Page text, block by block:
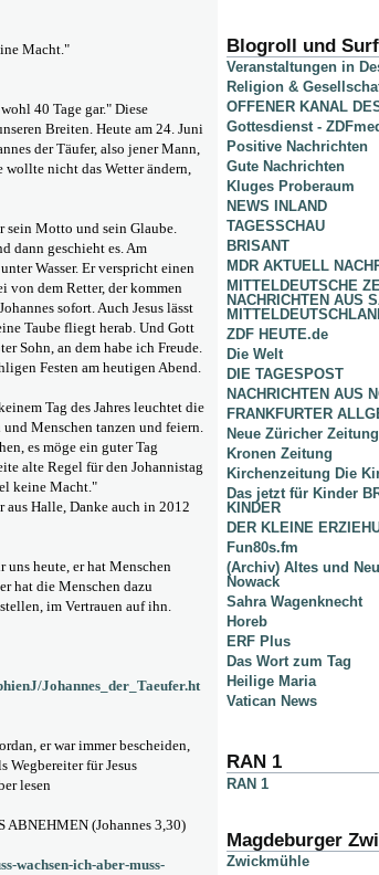
Macht."
40 Tage gar." Diese
Breiten. Heute am 24. Juni
der Täufer, also jener Mann,
wollte nicht das Wetter ändern,
sein Motto und sein Glaube.
dann geschieht es. Am
Wasser. Er verspricht einen
von dem Retter, der kommen
sofort. Auch Jesus lässt
Taube fliegt herab. Und Gott
Sohn, an dem habe ich Freude.
Festen am heutigen Abend.
Tag des Jahres leuchtet die
Menschen tanzen und feiern.
es möge ein guter Tag
alte Regel für den Johannistag
keine Macht."
aus Halle, Danke auch in 2012
uns heute, er hat Menschen
hat die Menschen dazu
im Vertrauen auf ihn.
Johannes_der_Taeufer.ht
er war immer bescheiden,
Wegbereiter für Jesus
lesen
ABNEHMEN (Johannes 3,30)
wachsen-ich-aber-muss-
Blogroll und
Veranstaltungen in
Religion &
OFFENER KANAL
Gottesdienst -
Positive Nachrichten
Gute Nachrichten
Kluges Proberaum
NEWS INLAND
TAGESSCHAU
BRISANT
MDR AKTUELL
MITTELDEUTSCHE
NACHRICHTEN AUS
ZDF HEUTE.de
Die Welt
DIE TAGESPOST
NACHRICHTEN AUS
FRANKFURTER
Neue Züricher Zeitung
Kronen Zeitung
Kirchenzeitung Die
Das jetzt für Kinder
KINDER
DER KLEINE
Fun80s.fm
(Archiv) Altes und
Nowack
Sahra Wagenknecht
Horeb
ERF Plus
Das Wort zum Tag
Heilige Maria
Vatican News
RAN 1
RAN 1
Magdeburger
Zwickmühle